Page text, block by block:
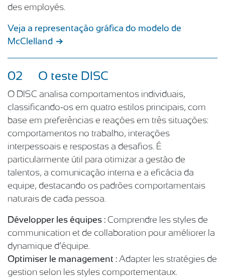
des employés.
Veja a representação gráfica do modelo de
McClelland
02 O teste DISC
O DISC analisa comportamentos individuais,
classificando-os em quatro estilos principais, com
base em preferências e reações em três situações:
comportamentos no trabalho, interações
interpessoais e respostas a desafios. É
particularmente útil para otimizar a gestão de
talentos, a comunicação interna e a eficácia da
equipe, destacando os padrões comportamentais
naturais de cada pessoa.
Développer les équipes :Comprendre les styles de
communication et de collaboration pour améliorer la
dynamique d’équipe.
Optimiser le management :Adapter les stratégies de
gestion selon les styles comportementaux.